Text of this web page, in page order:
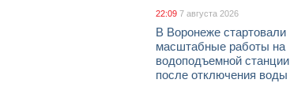
22:09 7 августа 2026
В Воронеже стартовали
масштабные работы на
водоподъемной станции
после отключения воды